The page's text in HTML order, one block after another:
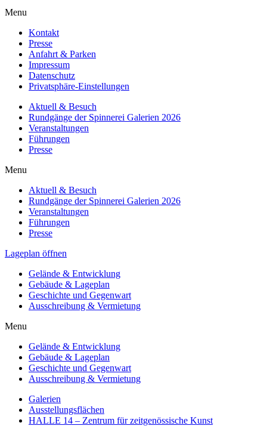
Menu
Kontakt
Presse
Anfahrt & Parken
Impressum
Datenschutz
Privatsphäre-Einstellungen
Aktuell & Besuch
Rundgänge der Spinnerei Galerien 2026
Veranstaltungen
Führungen
Presse
Menu
Aktuell & Besuch
Rundgänge der Spinnerei Galerien 2026
Veranstaltungen
Führungen
Presse
Lageplan öffnen
Gelände & Entwicklung
Gebäude & Lageplan
Geschichte und Gegenwart
Ausschreibung & Vermietung
Menu
Gelände & Entwicklung
Gebäude & Lageplan
Geschichte und Gegenwart
Ausschreibung & Vermietung
Galerien
Ausstellungsflächen
HALLE 14 – Zentrum für zeitgenössische Kunst